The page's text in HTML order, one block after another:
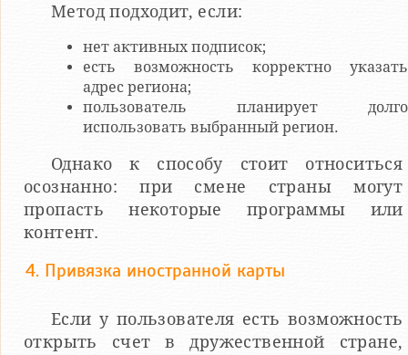
Метод подходит, если:
нет активных подписок;
есть возможность корректно указать
адрес региона;
пользователь планирует долго
использовать выбранный регион.
Однако к способу стоит относиться
осознанно: при смене страны могут
пропасть некоторые программы или
контент.
4. Привязка иностранной карты
Если у пользователя есть возможность
открыть счет в дружественной стране,